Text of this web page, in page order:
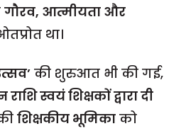
गौरव, आत्मीयता और
था।
की शुरुआत भी की गई,
स्वयं शिक्षकों द्वारा दी
शिक्षकीय भूमिका को